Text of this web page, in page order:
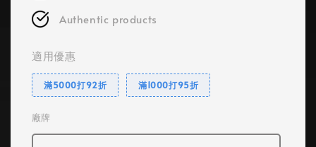
Authentic products
適用優惠
滿5000打92折 滿1000打95折
廠牌